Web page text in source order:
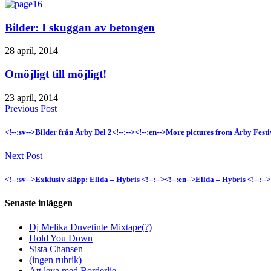
Bilder: I skuggan av betongen
28 april, 2014
Omöjligt till möjligt!
23 april, 2014
Previous Post
<!--:sv-->Bilder från Årby Del 2<!--:--><!--:en-->More pictures from Årby
Next Post
<!--:sv-->Exklusiv släpp: Ellda – Hybris <!--:--><!--:en-->Ellda – Hybris <!--:-->
Senaste inläggen
Dj Melika Duvetinte Mixtape(?)
Hold You Down
Sista Chansen
(ingen rubrik)